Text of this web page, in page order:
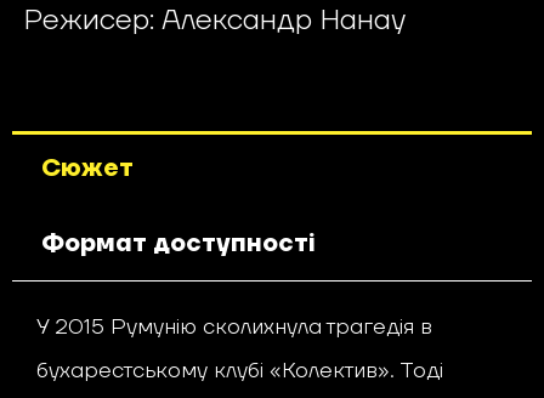
Режисер: Александр Нанау
Сюжет
Формат доступності
У 2015 Румунію сколихнула трагедія в
бухарестському клубі «Колектив». Тоді